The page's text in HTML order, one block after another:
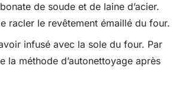
de soude et de laine d’acier.
racler le revêtement émaillé du four.
infusé avec la sole du four. Par
la méthode d’autonettoyage après